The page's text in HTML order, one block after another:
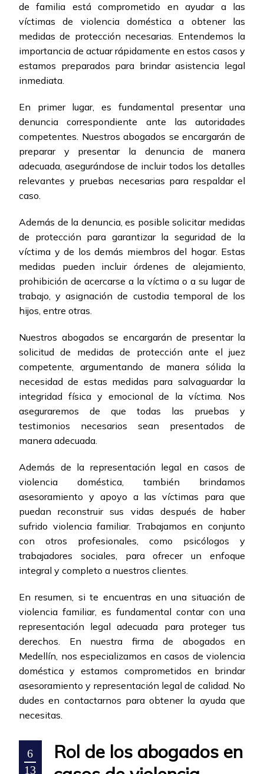
de familia está comprometido en ayudar a las
víctimas de violencia doméstica a obtener las
medidas de protección necesarias. Entendemos la
importancia de actuar rápidamente en estos casos y
estamos preparados para brindar asistencia legal
inmediata.
En primer lugar, es fundamental presentar una
denuncia correspondiente ante las autoridades
competentes. Nuestros abogados se encargarán de
preparar y presentar la denuncia de manera
adecuada, asegurándose de incluir todos los detalles
relevantes y pruebas necesarias para respaldar el
caso.
Además de la denuncia, es posible solicitar medidas
de protección para garantizar la seguridad de la
víctima y de los demás miembros del hogar. Estas
medidas pueden incluir órdenes de alejamiento,
prohibición de acercarse a la víctima o a su lugar de
trabajo, y asignación de custodia temporal de los
hijos, entre otras.
Nuestros abogados se encargarán de presentar la
solicitud de medidas de protección ante el juez
competente, argumentando de manera sólida la
necesidad de estas medidas para salvaguardar la
integridad física y emocional de la víctima. Nos
aseguraremos de que todas las pruebas y
testimonios necesarios sean presentados de
manera adecuada.
Además de la representación legal en casos de
violencia doméstica, también brindamos
asesoramiento y apoyo a las víctimas para que
puedan reconstruir sus vidas después de haber
sufrido violencia familiar. Trabajamos en conjunto
con otros profesionales, como psicólogos y
trabajadores sociales, para ofrecer un enfoque
integral y completo a nuestros clientes.
En resumen, si te encuentras en una situación de
violencia familiar, es fundamental contar con una
representación legal adecuada para proteger tus
derechos. En nuestra firma de abogados en
Medellín, nos especializamos en casos de violencia
doméstica y estamos comprometidos en brindar
asesoramiento y representación legal de calidad. No
dudes en contactarnos para obtener la ayuda que
necesitas.
6
13
Rol de los abogados en